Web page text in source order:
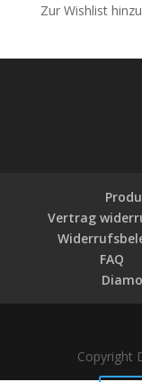
Zur Wishlist
Vertrag
FAQ
Copyright